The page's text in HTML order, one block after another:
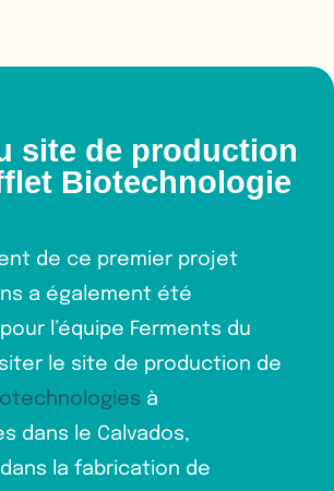
site de production
Biotechnologie
de ce premier projet
a également été
l’équipe Ferments du
le site de production de
à
dans le Calvados,
la fabrication de